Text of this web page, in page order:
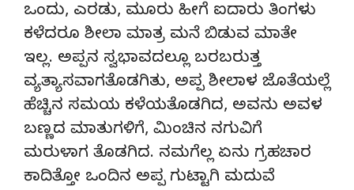
ಒಂದು, ಎರಡು, ಮೂರು ಹೀಗೆ ಐದಾರು ತಿಂಗಳು
ಕಳೆದರೂ ಶೀಲಾ ಮಾತ್ರ ಮನೆ ಬಿಡುವ ಮಾತೇ
ಇಲ್ಲ. ಅಪ್ಪನ ಸ್ವಭಾವದಲ್ಲೂ ಬರಬರುತ್ತ
ವ್ಯತ್ಯಾಸವಾಗತೊಡಗಿತು, ಅಪ್ಪ ಶೀಲಾಳ ಜೊತೆಯಲ್ಲೆ
ಹೆಚ್ಚಿನ ಸಮಯ ಕಳೆಯತೊಡಗಿದ, ಅವನು ಅವಳ
ಬಣ್ಣದ ಮಾತುಗಳಿಗೆ, ಮಿಂಚಿನ ನಗುವಿಗೆ
ಮರುಳಾಗ ತೊಡಗಿದ. ನಮಗೆಲ್ಲ ಏನು ಗ್ರಹಚಾರ
ಕಾದಿತ್ತೋ ಒಂದಿನ ಅಪ್ಪ ಗುಟ್ಟಾಗಿ ಮದುವೆ